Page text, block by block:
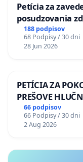
Petícia za
posudzovania
diabetom 1. a
Policajného
188 podpisov
68 Podpisy / 30 dni
28 Jun 2026
PETÍCIA ZA
PREŠOVE
LEN OD 9.00 DO
TÝŽDEŇ CIEĽ
KONTROLA
66 podpisov
66 Podpisy / 30 dni
2 Aug 2026